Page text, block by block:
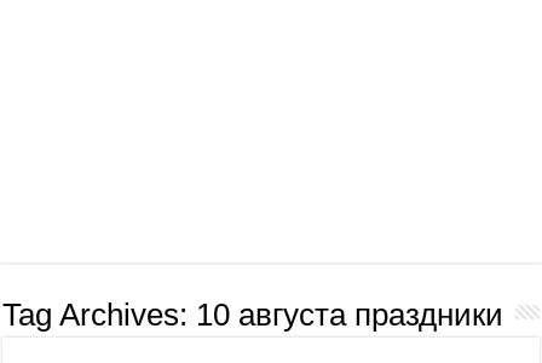
Tag Archives: 10 августа праздники